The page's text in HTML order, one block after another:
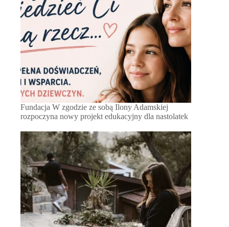
Fundacja W zgodzie ze sobą Ilony Adamskiej
rozpoczyna nowy projekt edukacyjny dla nastolatek